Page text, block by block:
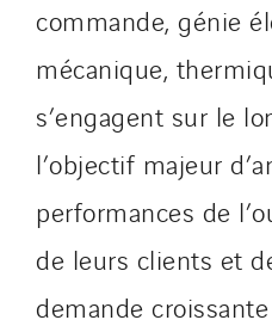
commande, génie
mécanique,
s’engagent sur le
l’objectif majeur
performances de
de leurs clients et
demande